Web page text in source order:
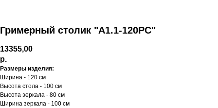
Гримерный столик "А1.1-120РС"
13355,00
р.
Размеры изделия:
Ширина - 120 см
Высота стола - 100 см
Высота зеркала - 80 см
Ширина зеркала - 100 см